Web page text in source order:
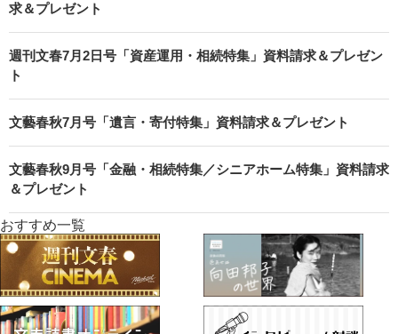
求＆プレゼント
週刊文春7月2日号「資産運用・相続特集」資料請求＆プレゼン
ト
文藝春秋7月号「遺言・寄付特集」資料請求＆プレゼント
文藝春秋9月号「金融・相続特集／シニアホーム特集」資料請求
＆プレゼント
おすすめ一覧